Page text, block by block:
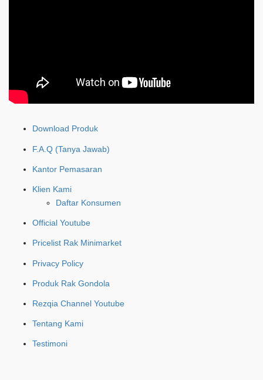
Download Produk
F.A.Q (Tanya Jawab)
Kantor Pemasaran
Klien Kami
Daftar Konsumen
Official Youtube
Pricelist Rak Minimarket
Privacy Policy
Produk Rak Gondola
Rezqia Channel Youtube
Tentang Kami
Testimoni